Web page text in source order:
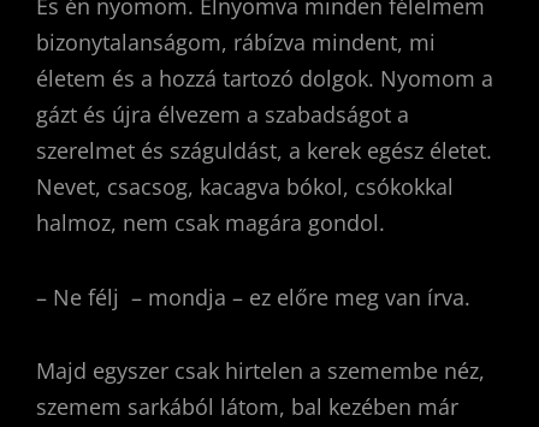
És én nyomom. Elnyomva minden félelmem
bizonytalanságom, rábízva mindent, mi
életem és a hozzá tartozó dolgok. Nyomom a
gázt és újra élvezem a szabadságot a
szerelmet és száguldást, a kerek egész életet.
Nevet, csacsog, kacagva bókol, csókokkal
halmoz, nem csak magára gondol.
– Ne félj – mondja – ez előre meg van írva.
Majd egyszer csak hirtelen a szemembe néz,
szemem sarkából látom, bal kezében már